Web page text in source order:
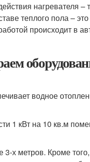
нагревателя –
теплого пола –
происходит в
водное
1 кВт на 10 кв.м
х метров. Кроме